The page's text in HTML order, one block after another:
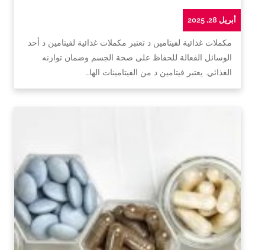
أبريل 28, 2025
مكملات غذائية لفيتامين د تعتبر مكملات غذائية لفيتامين د أحد
الوسائل الفعالة للحفاظ على صحة الجسم وضمان توازنه
الغذائي. يعتبر فيتامين د من الفيتامينات الها…